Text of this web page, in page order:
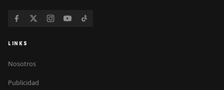
LINKS
Nosotros
Publicidad